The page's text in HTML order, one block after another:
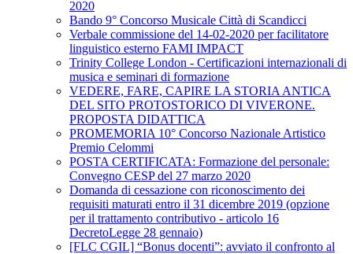
2020
Bando 9° Concorso Musicale Città di Scandicci
Verbale commissione del 14-02-2020 per facilitatore
linguistico esterno FAMI IMPACT
Trinity College London - Certificazioni internazionali di
musica e seminari di formazione
VEDERE, FARE, CAPIRE LA STORIA ANTICA
DEL SITO PROTOSTORICO DI VIVERONE.
PROPOSTA DIDATTICA
PROMEMORIA 10° Concorso Nazionale Artistico
Premio Celommi
POSTA CERTIFICATA: Formazione del personale:
Convegno CESP del 27 marzo 2020
Domanda di cessazione con riconoscimento dei
requisiti maturati entro il 31 dicembre 2019 (opzione
per il trattamento contributivo - articolo 16
DecretoLegge 28 gennaio)
[FLC CGIL] “Bonus docenti”: avviato il confronto al